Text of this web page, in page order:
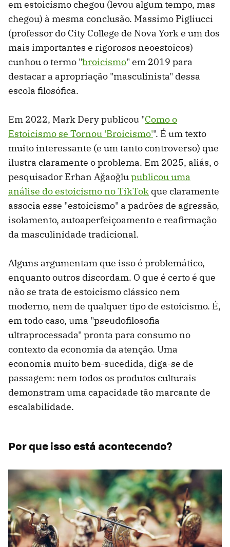
em estoicismo chegou (levou algum tempo, mas
chegou) à mesma conclusão. Massimo Pigliucci
(professor do City College de Nova York e um dos
mais importantes e rigorosos neoestoicos)
cunhou o termo "broicismo" em 2019 para
destacar a apropriação "masculinista" dessa
escola filosófica.
Em 2022, Mark Dery publicou "Como o
Estoicismo se Tornou 'Broicismo'". É um texto
muito interessante (e um tanto controverso) que
ilustra claramente o problema. Em 2025, aliás, o
pesquisador Erhan Ağaoğlupublicou uma
análise do estoicismo no TikTok que claramente
associa esse "estoicismo" a padrões de agressão,
isolamento, autoaperfeiçoamento e reafirmação
da masculinidade tradicional.
Alguns argumentam que isso é problemático,
enquanto outros discordam. O que é certo é que
não se trata de estoicismo clássico nem
moderno, nem de qualquer tipo de estoicismo. É,
em todo caso, uma "pseudofilosofia
ultraprocessada" pronta para consumo no
contexto da economia da atenção. Uma
economia muito bem-sucedida, diga-se de
passagem: nem todos os produtos culturais
demonstram uma capacidade tão marcante de
escalabilidade.
Por que isso está acontecendo?